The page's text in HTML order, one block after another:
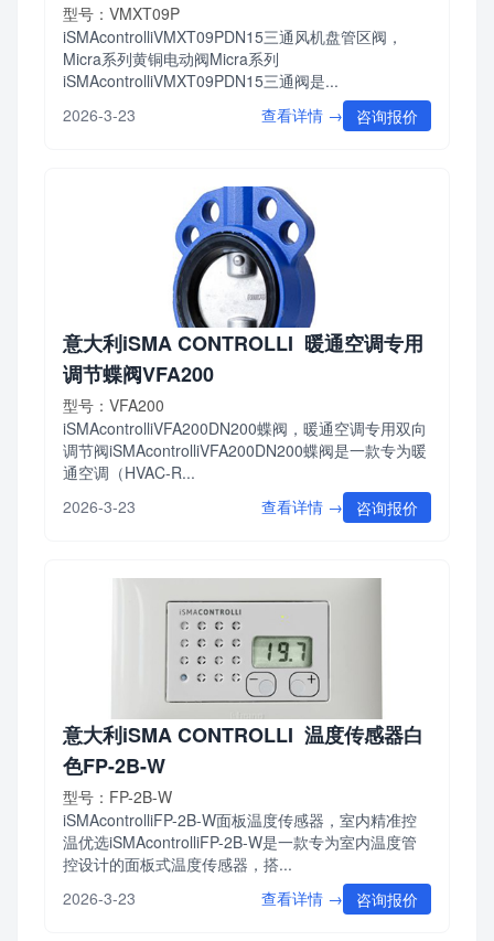
型号：VMXT09P
iSMAcontrolliVMXT09PDN15三通风机盘管区阀，
Micra系列黄铜电动阀Micra系列
iSMAcontrolliVMXT09PDN15三通阀是...
2026-3-23
查看详情 → 咨询报价
意大利iSMA CONTROLLI 暖通空调专用
调节蝶阀VFA200
型号：VFA200
iSMAcontrolliVFA200DN200蝶阀，暖通空调专用双向
调节阀iSMAcontrolliVFA200DN200蝶阀是一款专为暖
通空调（HVAC-R...
2026-3-23
查看详情 → 咨询报价
意大利iSMA CONTROLLI 温度传感器白
色FP-2B-W
型号：FP-2B-W
iSMAcontrolliFP-2B-W面板温度传感器，室内精准控
温优选iSMAcontrolliFP-2B-W是一款专为室内温度管
控设计的面板式温度传感器，搭...
2026-3-23
查看详情 → 咨询报价